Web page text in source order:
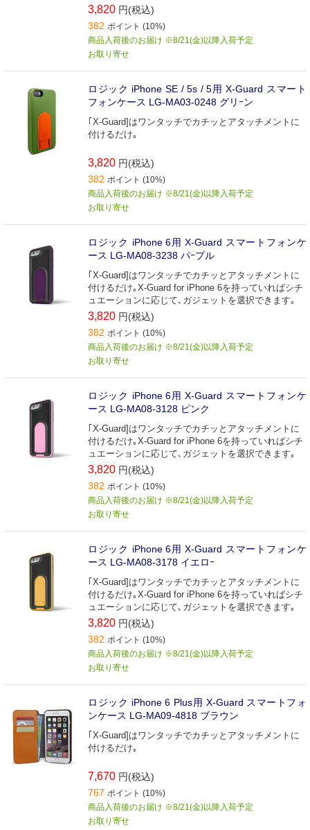
3,820 円(税込)
382 ポイント (10%)
商品入荷後のお届け ※8/21(金)以降入荷予定
お取り寄せ
ロジック iPhone SE / 5s / 5用 X-Guard スマート
フォンケース LG-MA03-0248 グリｰン
｢X-Guard]はワンタッチでカチッとアタッチメントに
付けるだけ｡
3,820 円(税込)
382 ポイント (10%)
商品入荷後のお届け ※8/21(金)以降入荷予定
お取り寄せ
ロジック iPhone 6用 X-Guard スマートフォンケ
ース LG-MA08-3238 パｰプル
｢X-Guard]はワンタッチでカチッとアタッチメントに
付けるだけ｡X-Guard for iPhone 6を持っていればシチ
ュエーションに応じて､ガジェットを選択できます｡
3,820 円(税込)
382 ポイント (10%)
商品入荷後のお届け ※8/21(金)以降入荷予定
お取り寄せ
ロジック iPhone 6用 X-Guard スマートフォンケ
ース LG-MA08-3128 ピンク
｢X-Guard]はワンタッチでカチッとアタッチメントに
付けるだけ｡X-Guard for iPhone 6を持っていればシチ
ュエーションに応じて､ガジェットを選択できます｡
3,820 円(税込)
382 ポイント (10%)
商品入荷後のお届け ※8/21(金)以降入荷予定
お取り寄せ
ロジック iPhone 6用 X-Guard スマートフォンケ
ース LG-MA08-3178 イエロｰ
｢X-Guard]はワンタッチでカチッとアタッチメントに
付けるだけ｡X-Guard for iPhone 6を持っていればシチ
ュエーションに応じて､ガジェットを選択できます｡
3,820 円(税込)
382 ポイント (10%)
商品入荷後のお届け ※8/21(金)以降入荷予定
お取り寄せ
ロジック iPhone 6 Plus用 X-Guard スマートフォ
ンケース LG-MA09-4818 ブラウン
｢X-Guard]はワンタッチでカチッとアタッチメントに
付けるだけ｡
7,670 円(税込)
767 ポイント (10%)
商品入荷後のお届け ※8/21(金)以降入荷予定
お取り寄せ